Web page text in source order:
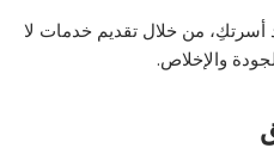
أسرتكِ، من خلال تقديم خدمات لا
والإخلاص.